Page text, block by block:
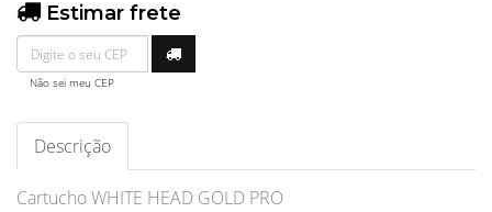
Estimar frete
Não sei meu CEP
Descrição
Cartucho WHITE HEAD GOLD PRO